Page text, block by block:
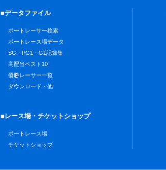
■データファイル
ボートレーサー検索
ボートレース場データ
SG・PG1・G1記録集
高配当ベスト10
優勝レーサー一覧
ダウンロード・他
■レース場・チケットショップ
ボートレース場
チケットショップ